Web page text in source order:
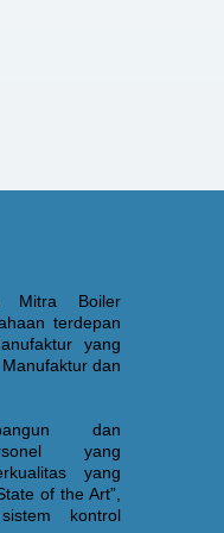
Mitra Boiler
terdepan
yang
dan
dan
yang
yang
of the Art”,
kontrol